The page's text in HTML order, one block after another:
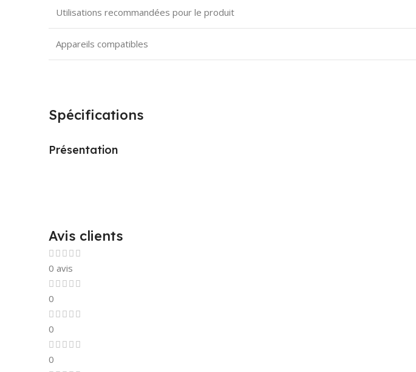
Utilisations recommandées pour le produit
Appareils compatibles
Spécifications
Présentation
Avis clients
0 avis
0
0
0